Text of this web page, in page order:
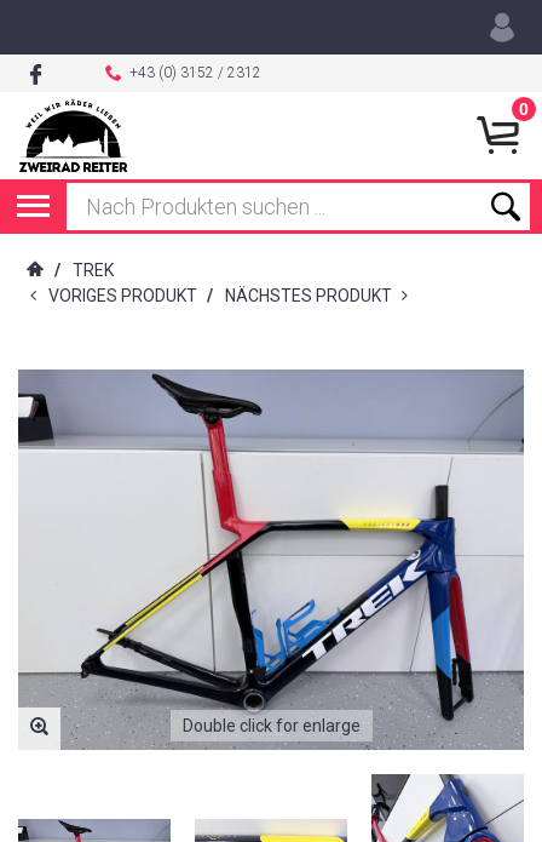
+43 (0) 3152 / 2312
0
/
TREK
VORIGES PRODUKT / NÄCHSTES PRODUKT
Double click for enlarge